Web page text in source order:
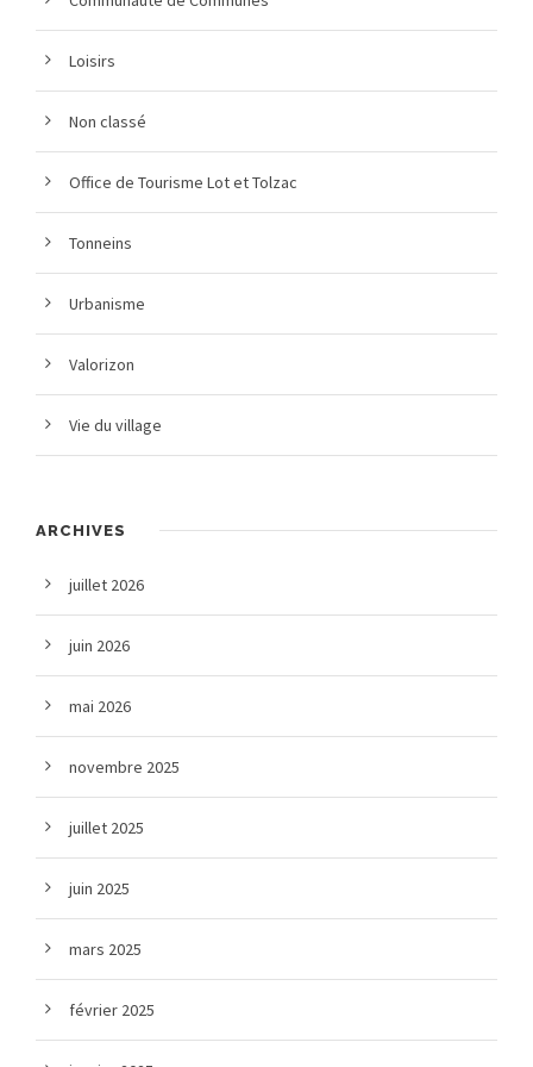
Loisirs
Non classé
Office de Tourisme Lot et Tolzac
Tonneins
Urbanisme
Valorizon
Vie du village
ARCHIVES
juillet 2026
juin 2026
mai 2026
novembre 2025
juillet 2025
juin 2025
mars 2025
février 2025